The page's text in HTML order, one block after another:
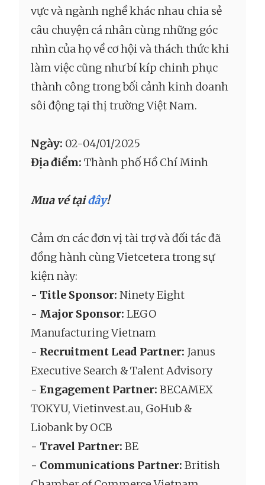
vực và ngành nghề khác nhau chia sẻ
câu chuyện cá nhân cùng những góc
nhìn của họ về cơ hội và thách thức khi
làm việc cũng như bí kíp chinh phục
thành công trong bối cảnh kinh doanh
sôi động tại thị trường Việt Nam.
Ngày: 02-04/01/2025
Địa điểm: Thành phố Hồ Chí Minh
Mua vé tạiđây!
Cảm ơn các đơn vị tài trợ và đối tác đã
đồng hành cùng Vietcetera trong sự
kiện này:
- Title Sponsor: Ninety Eight
- Major Sponsor: LEGO
Manufacturing Vietnam
- Recruitment Lead Partner: Janus
Executive Search & Talent Advisory
- Engagement Partner: BECAMEX
TOKYU, Vietinvest.au, GoHub &
Liobank by OCB
- Travel Partner: BE
- Communications Partner: British